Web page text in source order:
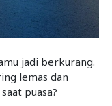
jadi berkurang.
lemas dan
puasa?